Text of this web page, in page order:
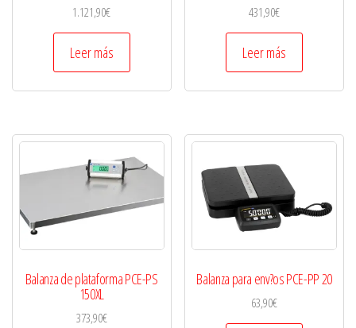
1.121,90€
Leer más
431,90€
Leer más
Balanza de plataforma PCE-PS
150XL
373,90€
Balanza para env?os PCE-PP 20
63,90€